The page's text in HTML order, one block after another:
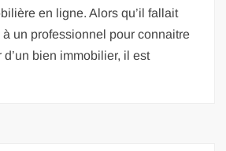
en ligne. Alors qu’il fallait
un professionnel pour connaitre
bien immobilier, il est